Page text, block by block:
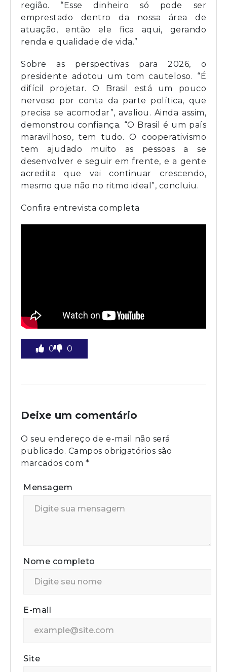
região. “Esse dinheiro só pode ser
emprestado dentro da nossa área de
atuação, então ele fica aqui, gerando
renda e qualidade de vida.”
Sobre as perspectivas para 2026, o
presidente adotou um tom cauteloso. “É
difícil projetar. O Brasil está um pouco
nervoso por conta da parte política, que
precisa se acomodar”, avaliou. Ainda assim,
demonstrou confiança. “O Brasil é um país
maravilhoso, tem tudo. O cooperativismo
tem ajudado muito as pessoas a se
desenvolver e seguir em frente, e a gente
acredita que vai continuar crescendo,
mesmo que não no ritmo ideal”, concluiu.
Confira entrevista completa
0 0
Deixe um comentário
O seu endereço de e-mail não será
publicado. Campos obrigatórios são
marcados com *
Mensagem
Nome completo
E-mail
Site